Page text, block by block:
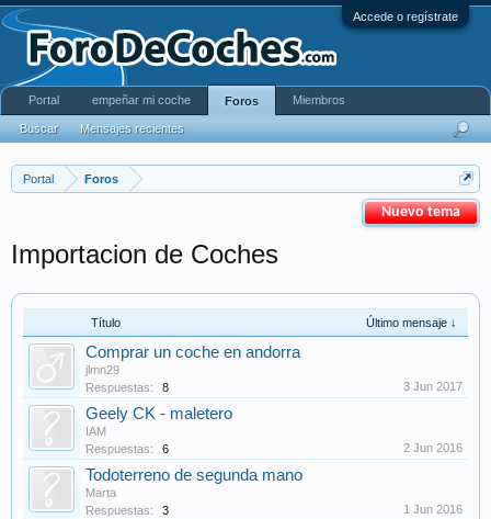
Accede o regístrate
Nuevo tema
Portal Foros
Importacion de Coches
Título Último mensaje ↓
Comprar un coche en andorra
jlmn29
Respuestas:
8 3 Jun 2017
Geely CK - maletero
IAM
Respuestas:
6 2 Jun 2016
Todoterreno de segunda mano
Marta
Respuestas:
3 1 Jun 2016
Portal empeñar mi coche Foros
Buscar Mensajes recientes
Miembros